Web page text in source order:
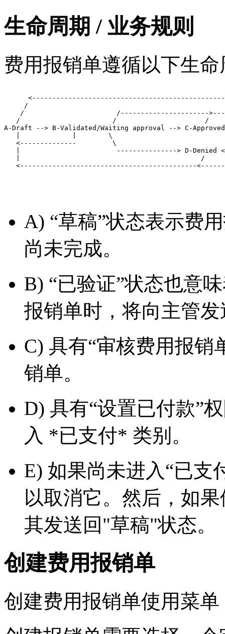
生命周期 / 业务规则
费用报销单遵循以下生命
/
/                       /----------------------
   /                       /                      /
A-Draft --> B-Validated/Waiting approval --> C-
|             |        \
<--------------         \
|                        ---------------> D-Denied
|                                             /
A) “草稿”状态表示费
尚未完成。
B) “已验证”状态也意
报销单时，将向主管
C) 具有“审核费用报销
销单。
D) 具有“设置已付款”
入 *已支付* 类别。
E) 如果尚未进入“已支
以取消它。然后，如
其发送回"草稿"状态。
创建费用报销单
创建费用报销单使用菜单